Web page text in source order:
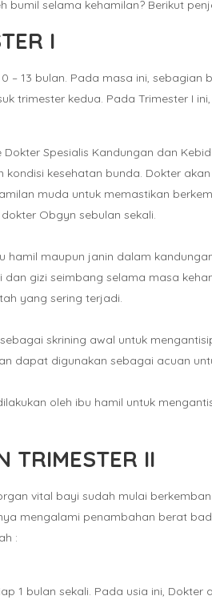
bumil selama kehamilan? Berikut
I
– 13 bulan. Pada masa ini, sebagian
trimester kedua. Pada Trimester I
Spesialis Kandungan dan
kesehatan bunda. Dokter
muda untuk memastikan
Obgyn sebulan sekali.
maupun janin dalam
gizi seimbang selama masa
yang sering terjadi.
skrining awal untuk
dapat digunakan sebagai acuan
oleh ibu hamil untuk
TRIMESTER II
vital bayi sudah mulai
mengalami penambahan berat
:
1 bulan sekali. Pada usia ini,